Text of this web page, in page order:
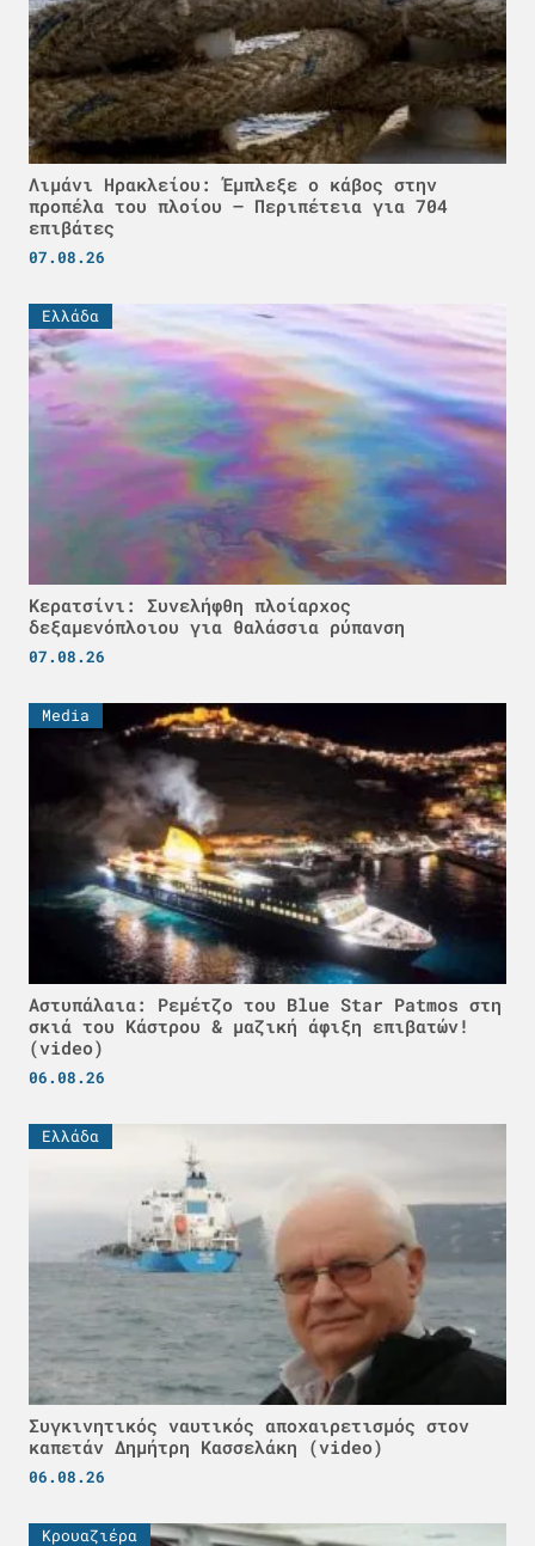
Λιμάνι Ηρακλείου: Έμπλεξε ο κάβος στην
προπέλα του πλοίου – Περιπέτεια για 704
επιβάτες
07.08.26
Ελλάδα
Κερατσίνι: Συνελήφθη πλοίαρχος
δεξαμενόπλοιου για θαλάσσια ρύπανση
07.08.26
Media
Αστυπάλαια: Ρεμέτζο του Blue Star Patmos στη
σκιά του Κάστρου & μαζική άφιξη επιβατών!
(video)
06.08.26
Ελλάδα
Συγκινητικός ναυτικός αποχαιρετισμός στον
καπετάν Δημήτρη Κασσελάκη (video)
06.08.26
Κρουαζιέρα